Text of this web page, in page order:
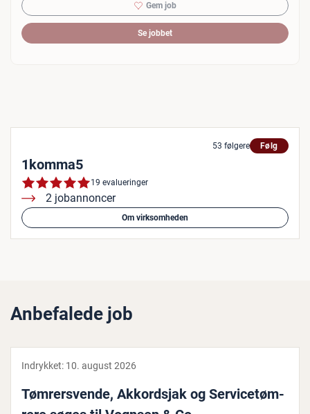
Gem job
Se jobbet
53 følgere Følg
1komma5
19 evalueringer
2 jobannoncer
Om virksomheden
Anbefalede job
Indrykket: 10. august 2026
Tøm­rer­s­ven­de, Ak­kord­s­jak og Ser­vi­ce­tøm­